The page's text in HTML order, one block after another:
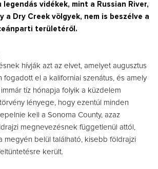
vidékek, mint a Russian River,
a Dry Creek völgyek, nem is beszélve a
területéről.
hívják azt az elvet, amelyet augusztus
fogadott el a kaliforniai szenátus, és amely
tíz hónapja folyik a küzdelem
lényege, hogy ezentúl minden
kell a Sonoma County, azaz
megnevezésnek függetlenül attól,
megyén belül található, kisebb földrajzi
került.